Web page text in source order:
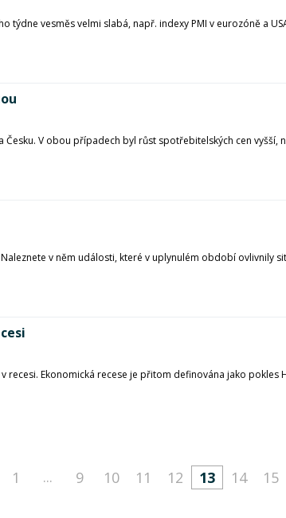
vesměs velmi slabá, např. indexy PMI v eurozóně a
V obou případech byl růst spotřebitelských cen vyšší,
v něm události, které v uplynulém období ovlivnily
Ekonomická recese je přitom definována jako pokles
1 ... 9 10 11 12 13 14 15